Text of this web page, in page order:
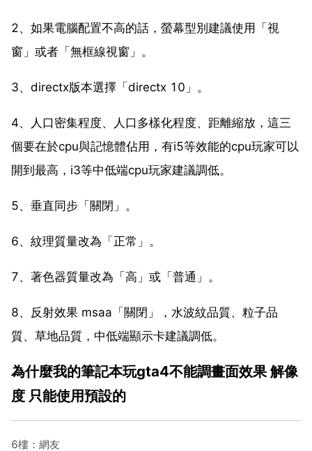
2、如果電腦配置不高的話，螢幕型別建議使用「視
窗」或者「無框線視窗」。
3、directx版本選擇「directx 10」。
4、人口密集程度、人口多樣化程度、距離縮放，這三
個要在於cpu與記憶體佔用，有i5等效能的cpu玩家可以
開到最高，i3等中低端cpu玩家建議調低。
5、垂直同步「關閉」。
6、紋理質量改為「正常」。
7、著色器質量改為「高」或「普通」。
8、反射效果 msaa「關閉」，水波紋品質、粒子品
質、草地品質，中低端顯示卡建議調低。
為什麼我的筆記本玩gta4不能調畫面效果 解像
度 只能使用預設的
6樓：網友